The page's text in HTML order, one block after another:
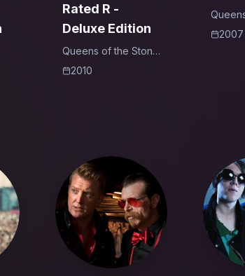
Rated R -
Deluxe Edition
Queens of the Stone
Age2010
Age2007